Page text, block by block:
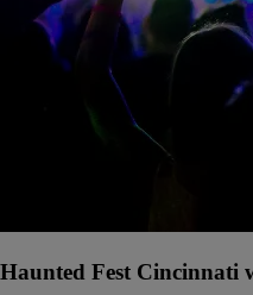
Haunted Fest Cincinnati